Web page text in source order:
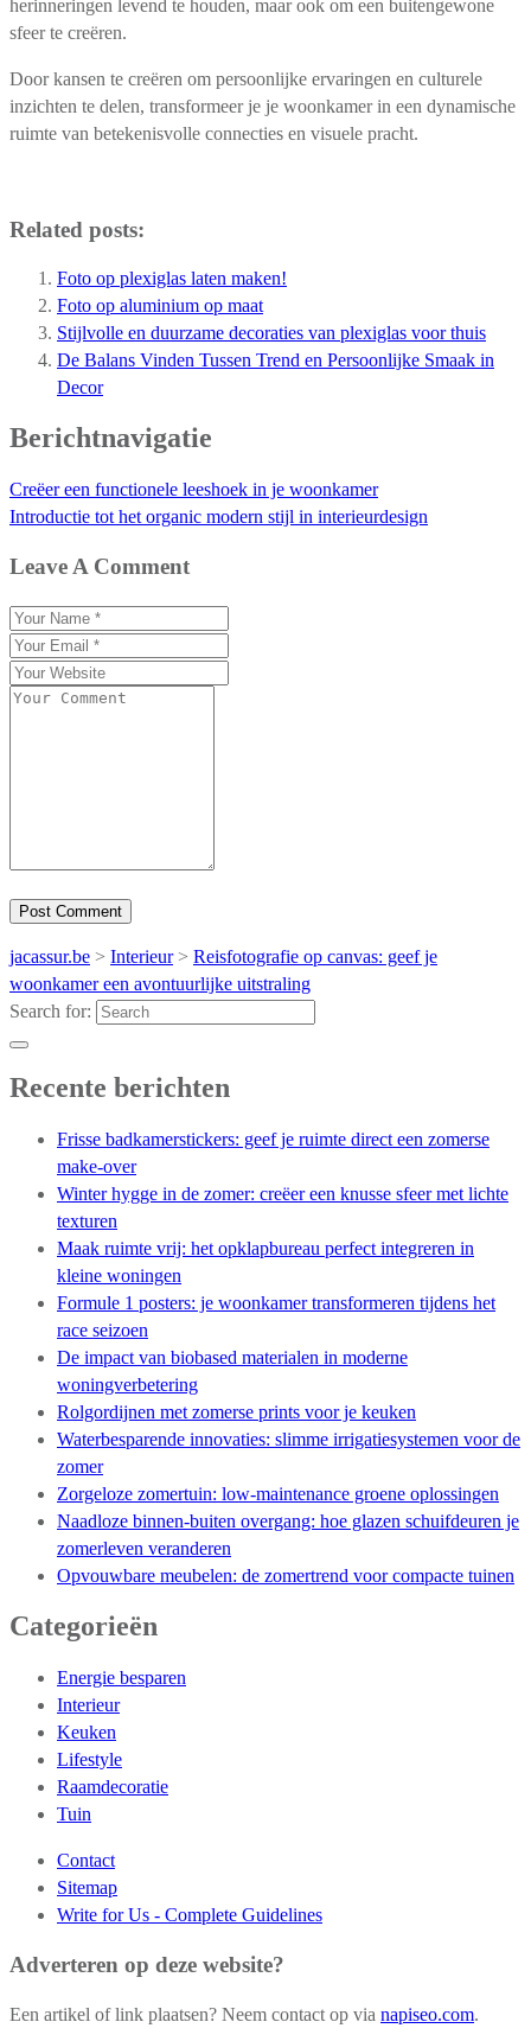
herinneringen levend te houden, maar ook om een buitengewone
sfeer te creëren.
Door kansen te creëren om persoonlijke ervaringen en culturele
inzichten te delen, transformeer je je woonkamer in een dynamische
ruimte van betekenisvolle connecties en visuele pracht.
Related posts:
Foto op plexiglas laten maken!
Foto op aluminium op maat
Stijlvolle en duurzame decoraties van plexiglas voor thuis
De Balans Vinden Tussen Trend en Persoonlijke Smaak in
Decor
Berichtnavigatie
Creëer een functionele leeshoek in je woonkamer
Introductie tot het organic modern stijl in interieurdesign
Leave A Comment
jacassur.be > Interieur> Reisfotografie op canvas: geef je
woonkamer een avontuurlijke uitstraling
Search for:
Recente berichten
Frisse badkamerstickers: geef je ruimte direct een zomerse
make-over
Winter hygge in de zomer: creëer een knusse sfeer met lichte
texturen
Maak ruimte vrij: het opklapbureau perfect integreren in
kleine woningen
Formule 1 posters: je woonkamer transformeren tijdens het
race seizoen
De impact van biobased materialen in moderne
woningverbetering
Rolgordijnen met zomerse prints voor je keuken
Waterbesparende innovaties: slimme irrigatiesystemen voor de
zomer
Zorgeloze zomertuin: low-maintenance groene oplossingen
Naadloze binnen-buiten overgang: hoe glazen schuifdeuren je
zomerleven veranderen
Opvouwbare meubelen: de zomertrend voor compacte tuinen
Categorieën
Energie besparen
Interieur
Keuken
Lifestyle
Raamdecoratie
Tuin
Contact
Sitemap
Write for Us - Complete Guidelines
Adverteren op deze website?
Een artikel of link plaatsen? Neem contact op via napiseo.com.